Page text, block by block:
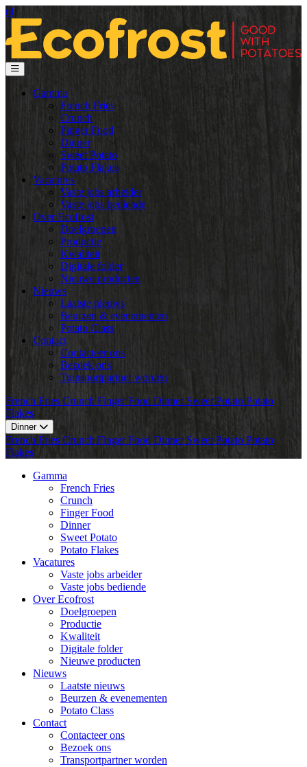
nl
Gamma
French Fries
Crunch
Finger Food
Dinner
Sweet Potato
Potato Flakes
Vacatures
Vaste jobs arbeider
Vaste jobs bediende
Over Ecofrost
Doelgroepen
Productie
Kwaliteit
Digitale folder
Nieuwe producten
Nieuws
Laatste nieuws
Beurzen & evenementen
Potato Class
Contact
Contacteer ons
Bezoek ons
Transportpartner worden
French Fries Crunch Finger Food Dinner Sweet Potato Potato
Flakes
Dinner
French Fries Crunch Finger Food Dinner Sweet Potato Potato
Flakes
Gamma
French Fries
Crunch
Finger Food
Dinner
Sweet Potato
Potato Flakes
Vacatures
Vaste jobs arbeider
Vaste jobs bediende
Over Ecofrost
Doelgroepen
Productie
Kwaliteit
Digitale folder
Nieuwe producten
Nieuws
Laatste nieuws
Beurzen & evenementen
Potato Class
Contact
Contacteer ons
Bezoek ons
Transportpartner worden